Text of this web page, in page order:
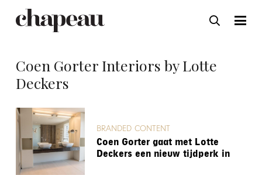
Coen Gorter Interiors by Lotte
Deckers
BRANDED CONTENT
Coen Gorter gaat met Lotte
Deckers een nieuw tijdperk in